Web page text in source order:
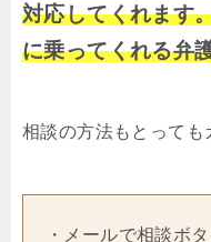
対応してくれます
に乗ってくれる弁
相談の方法もとっても
・メールで相談ボ